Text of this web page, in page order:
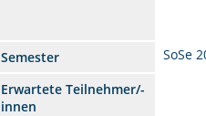
Semester
SoSe
Erwartete Teilnehmer/-
innen